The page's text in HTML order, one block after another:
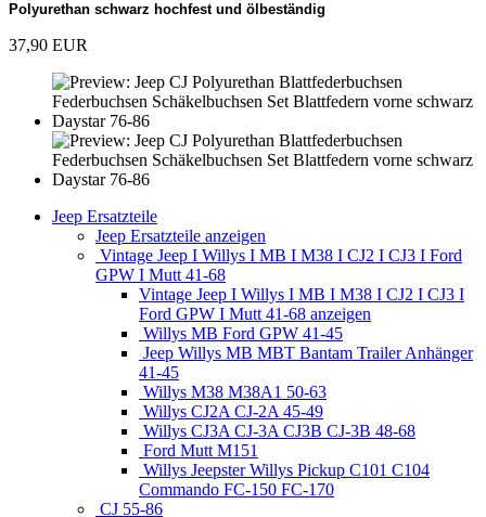
Polyurethan schwarz hochfest und ölbeständig
37,90 EUR
Jeep Ersatzteile
Jeep Ersatzteile anzeigen
Vintage Jeep I Willys I MB I M38 I CJ2 I CJ3 I Ford
GPW I Mutt 41-68
Vintage Jeep I Willys I MB I M38 I CJ2 I CJ3 I
Ford GPW I Mutt 41-68 anzeigen
Willys MB Ford GPW 41-45
Jeep Willys MB MBT Bantam Trailer Anhänger
41-45
Willys M38 M38A1 50-63
Willys CJ2A CJ-2A 45-49
Willys CJ3A CJ-3A CJ3B CJ-3B 48-68
Ford Mutt M151
Willys Jeepster Willys Pickup C101 C104
Commando FC-150 FC-170
CJ 55-86